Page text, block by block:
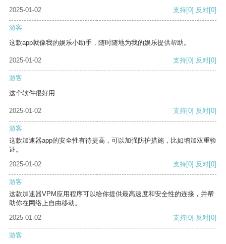
2025-01-02
支持[0] 反对[0]
游客
这款app就像我的娱乐小助手，随时随地为我的娱乐提供帮助。
2025-01-02 支持[0] 反对[0]
游客
这个软件很好用
2025-01-02 支持[0] 反对[0]
游客
这款加速器app的安全性有待提高，可以加强防护措施，比如增加双重验
证。
2025-01-02
支持[0] 反对[0]
游客
这款加速器VPM应用程序可以给你提供最高速度和安全性的连接，并帮
助你在网络上自由移动。
2025-01-02
支持[0] 反对[0]
游客